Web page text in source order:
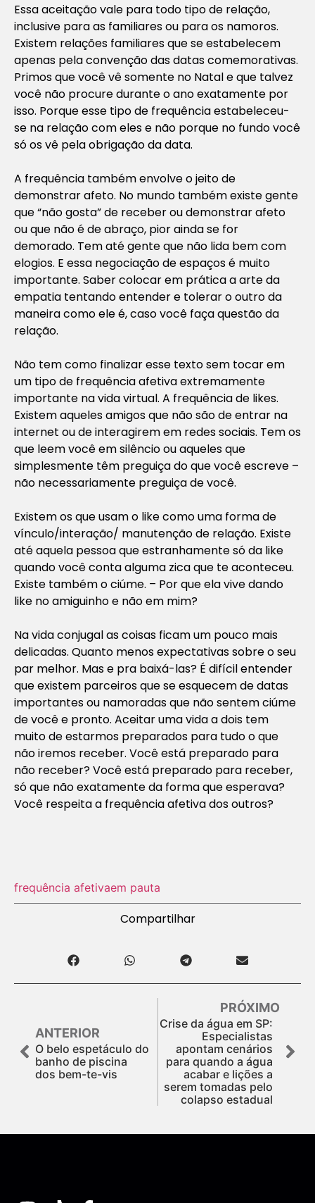
Essa aceitação vale para todo tipo de relação,
inclusive para as familiares ou para os namoros.
Existem relações familiares que se estabelecem
apenas pela convenção das datas comemorativas.
Primos que você vê somente no Natal e que talvez
você não procure durante o ano exatamente por
isso. Porque esse tipo de frequência estabeleceu-
se na relação com eles e não porque no fundo você
só os vê pela obrigação da data.
A frequência também envolve o jeito de
demonstrar afeto. No mundo também existe gente
que “não gosta” de receber ou demonstrar afeto
ou que não é de abraço, pior ainda se for
demorado. Tem até gente que não lida bem com
elogios. E essa negociação de espaços é muito
importante. Saber colocar em prática a arte da
empatia tentando entender e tolerar o outro da
maneira como ele é, caso você faça questão da
relação.
Não tem como finalizar esse texto sem tocar em
um tipo de frequência afetiva extremamente
importante na vida virtual. A frequência de likes.
Existem aqueles amigos que não são de entrar na
internet ou de interagirem em redes sociais. Tem os
que leem você em silêncio ou aqueles que
simplesmente têm preguiça do que você escreve –
não necessariamente preguiça de você.
Existem os que usam o like como uma forma de
vínculo/interação/ manutenção de relação. Existe
até aquela pessoa que estranhamente só da like
quando você conta alguma zica que te aconteceu.
Existe também o ciúme. – Por que ela vive dando
like no amiguinho e não em mim?
Na vida conjugal as coisas ficam um pouco mais
delicadas. Quanto menos expectativas sobre o seu
par melhor. Mas e pra baixá-las? É difícil entender
que existem parceiros que se esquecem de datas
importantes ou namoradas que não sentem ciúme
de você e pronto. Aceitar uma vida a dois tem
muito de estarmos preparados para tudo o que
não iremos receber. Você está preparado para
não receber? Você está preparado para receber,
só que não exatamente da forma que esperava?
Você respeita a frequência afetiva dos outros?
frequência afetivaem pauta
Compartilhar
ANTERIOR
O belo espetáculo do
banho de piscina
dos bem-te-vis
PRÓXIMO
Crise da água em SP:
Especialistas
apontam cenários
para quando a água
acabar e lições a
serem tomadas pelo
colapso estadual